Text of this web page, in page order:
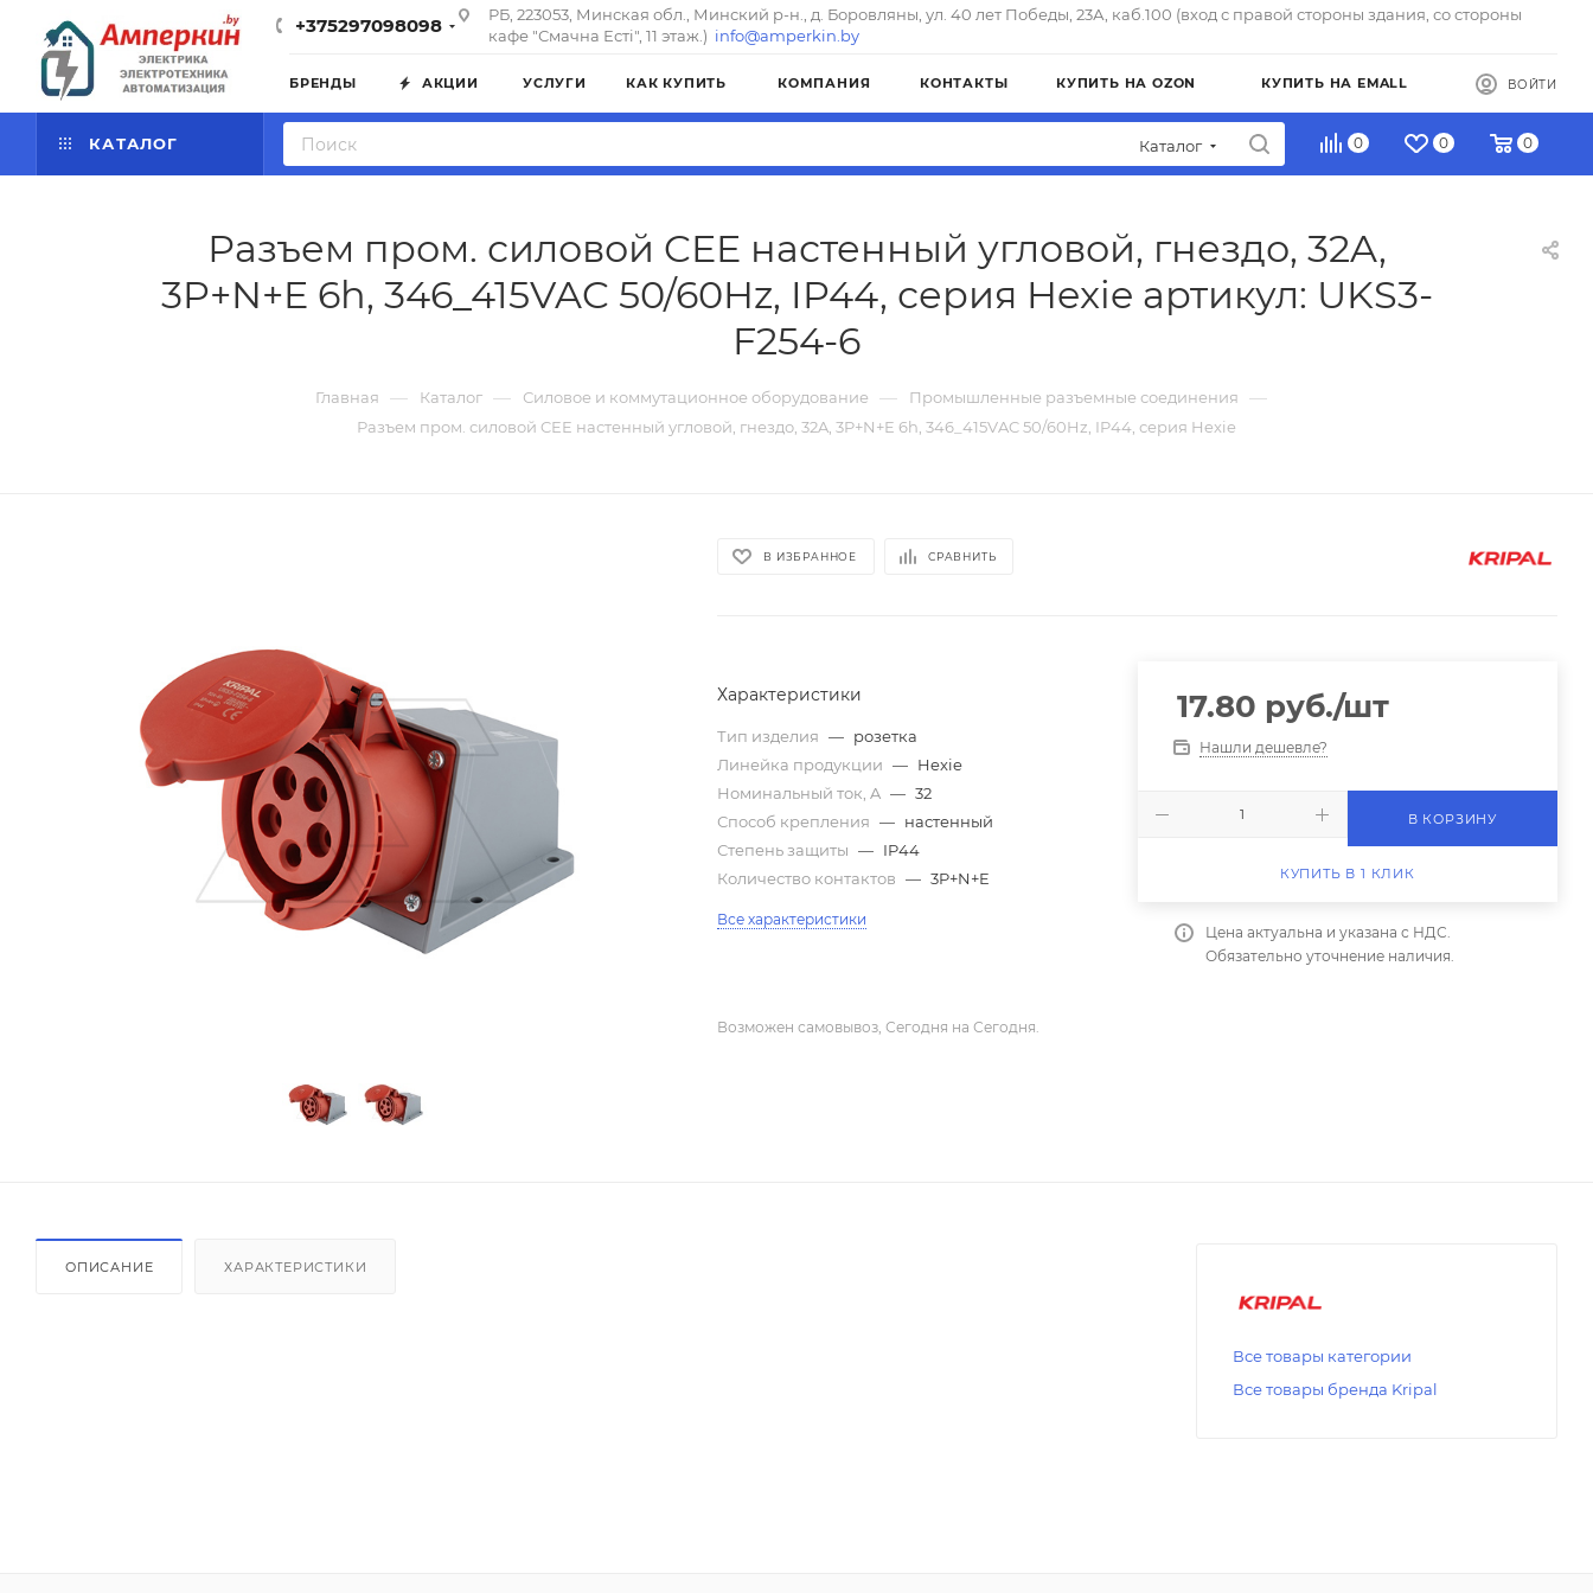
+375297098098
РБ, 223053, Минская обл., Минский р-н., д. Боровляны, ул. 40 лет Победы, 23А, каб.100 (вход с правой стороны здания, со стороны
кафе "Смачна Естi", 11 этаж.) info@amperkin.by
БРЕНДЫ АКЦИИ УСЛУГИ КАК КУПИТЬ КОМПАНИЯ КОНТАКТЫ КУПИТЬ НА OZON КУПИТЬ НА EMALL ВОЙТИ
КАТАЛОГ Каталог 0 0 0
Разъем пром. силовой CEE настенный угловой, гнездо, 32A,
3P+N+E 6h, 346_415VAC 50/60Hz, IP44, серия Hexie артикул: UKS3-
F254-6
Главная — Каталог — Силовое и коммутационное оборудование — Промышленные разъемные соединения —
Разъем пром. силовой CEE настенный угловой, гнездо, 32A, 3P+N+E 6h, 346_415VAC 50/60Hz, IP44, серия Hexie
В ИЗБРАННОЕ СРАВНИТЬ
Характеристики
Тип изделия — розетка
Линейка продукции — Hexie
Номинальный ток, A — 32
Способ крепления — настенный
Степень защиты — IP44
Количество контактов — 3P+N+E
Все характеристики
17.80 руб./шт
Нашли дешевле?
В КОРЗИНУ
КУПИТЬ В 1 КЛИК
Цена актуальна и указана с НДС.
Обязательно уточнение наличия.
Возможен самовывоз, Сегодня на Сегодня.
ОПИСАНИЕ ХАРАКТЕРИСТИКИ
Все товары категории
Все товары бренда Kripal